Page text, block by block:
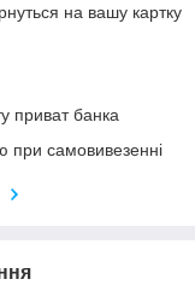
на вашу картку
приват банка
при самовивезенні